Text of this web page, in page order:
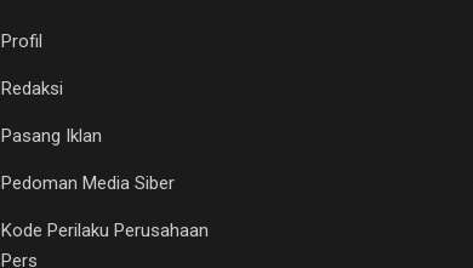
Profil
Redaksi
Pasang Iklan
Pedoman Media Siber
Kode Perilaku Perusahaan
Pers